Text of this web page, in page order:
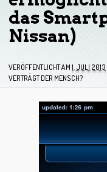
das
Nissan)
VERÖFFENTLICHT AM 1. JULI 2013
VERTRÄGT DER MENSCH?